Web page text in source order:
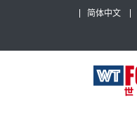
简体中文